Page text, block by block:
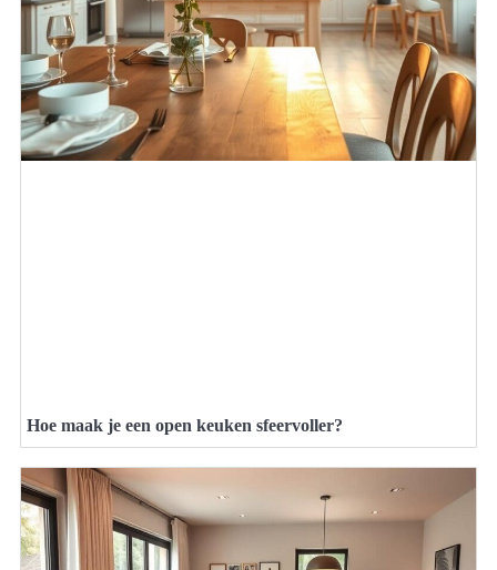
Hoe maak je een open keuken sfeervoller?